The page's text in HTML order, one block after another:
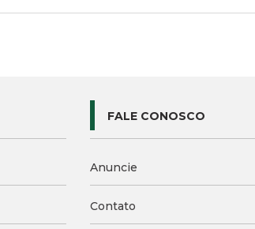
FALE CONOSCO
Anuncie
Contato